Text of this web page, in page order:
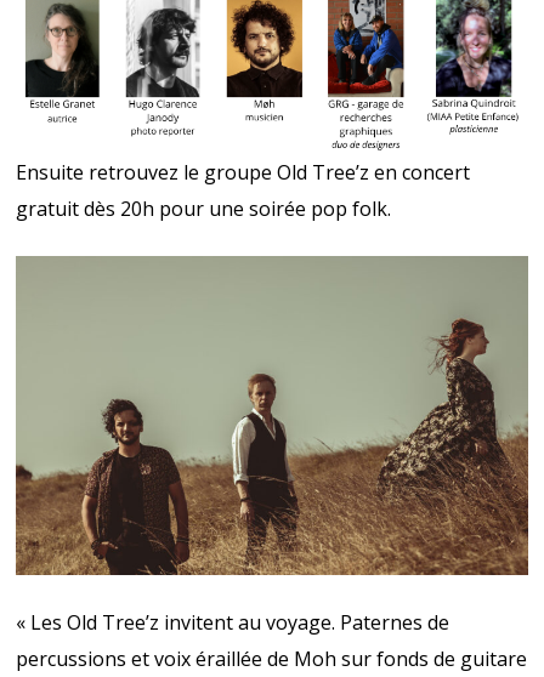
Ensuite retrouvez le groupe Old Tree’z en concert
gratuit dès 20h pour une soirée pop folk.
« Les Old Tree’z invitent au voyage. Paternes de
percussions et voix éraillée de Moh sur fonds de guitare